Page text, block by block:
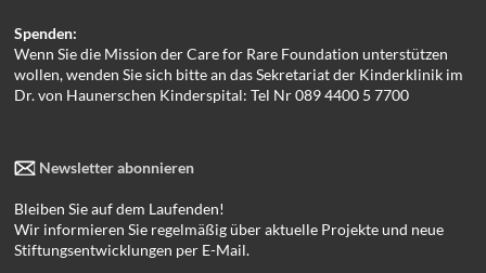
Spenden:
Wenn Sie die Mission der Care for Rare Foundation unterstützen
wollen, wenden Sie sich bitte an das Sekretariat der Kinderklinik im
Dr. von Haunerschen Kinderspital: Tel Nr 089 4400 5 7700
Newsletter abonnieren
Bleiben Sie auf dem Laufenden!
Wir informieren Sie regelmäßig über aktuelle Projekte und neue
Stiftungsentwicklungen per E-Mail.